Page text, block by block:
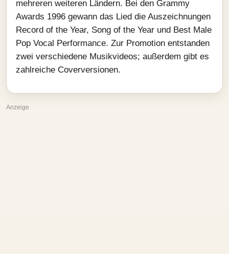
mehreren weiteren Ländern. Bei den Grammy
Awards 1996 gewann das Lied die Auszeichnungen
Record of the Year, Song of the Year und Best Male
Pop Vocal Performance. Zur Promotion entstanden
zwei verschiedene Musikvideos; außerdem gibt es
zahlreiche Coverversionen.
Anzeige